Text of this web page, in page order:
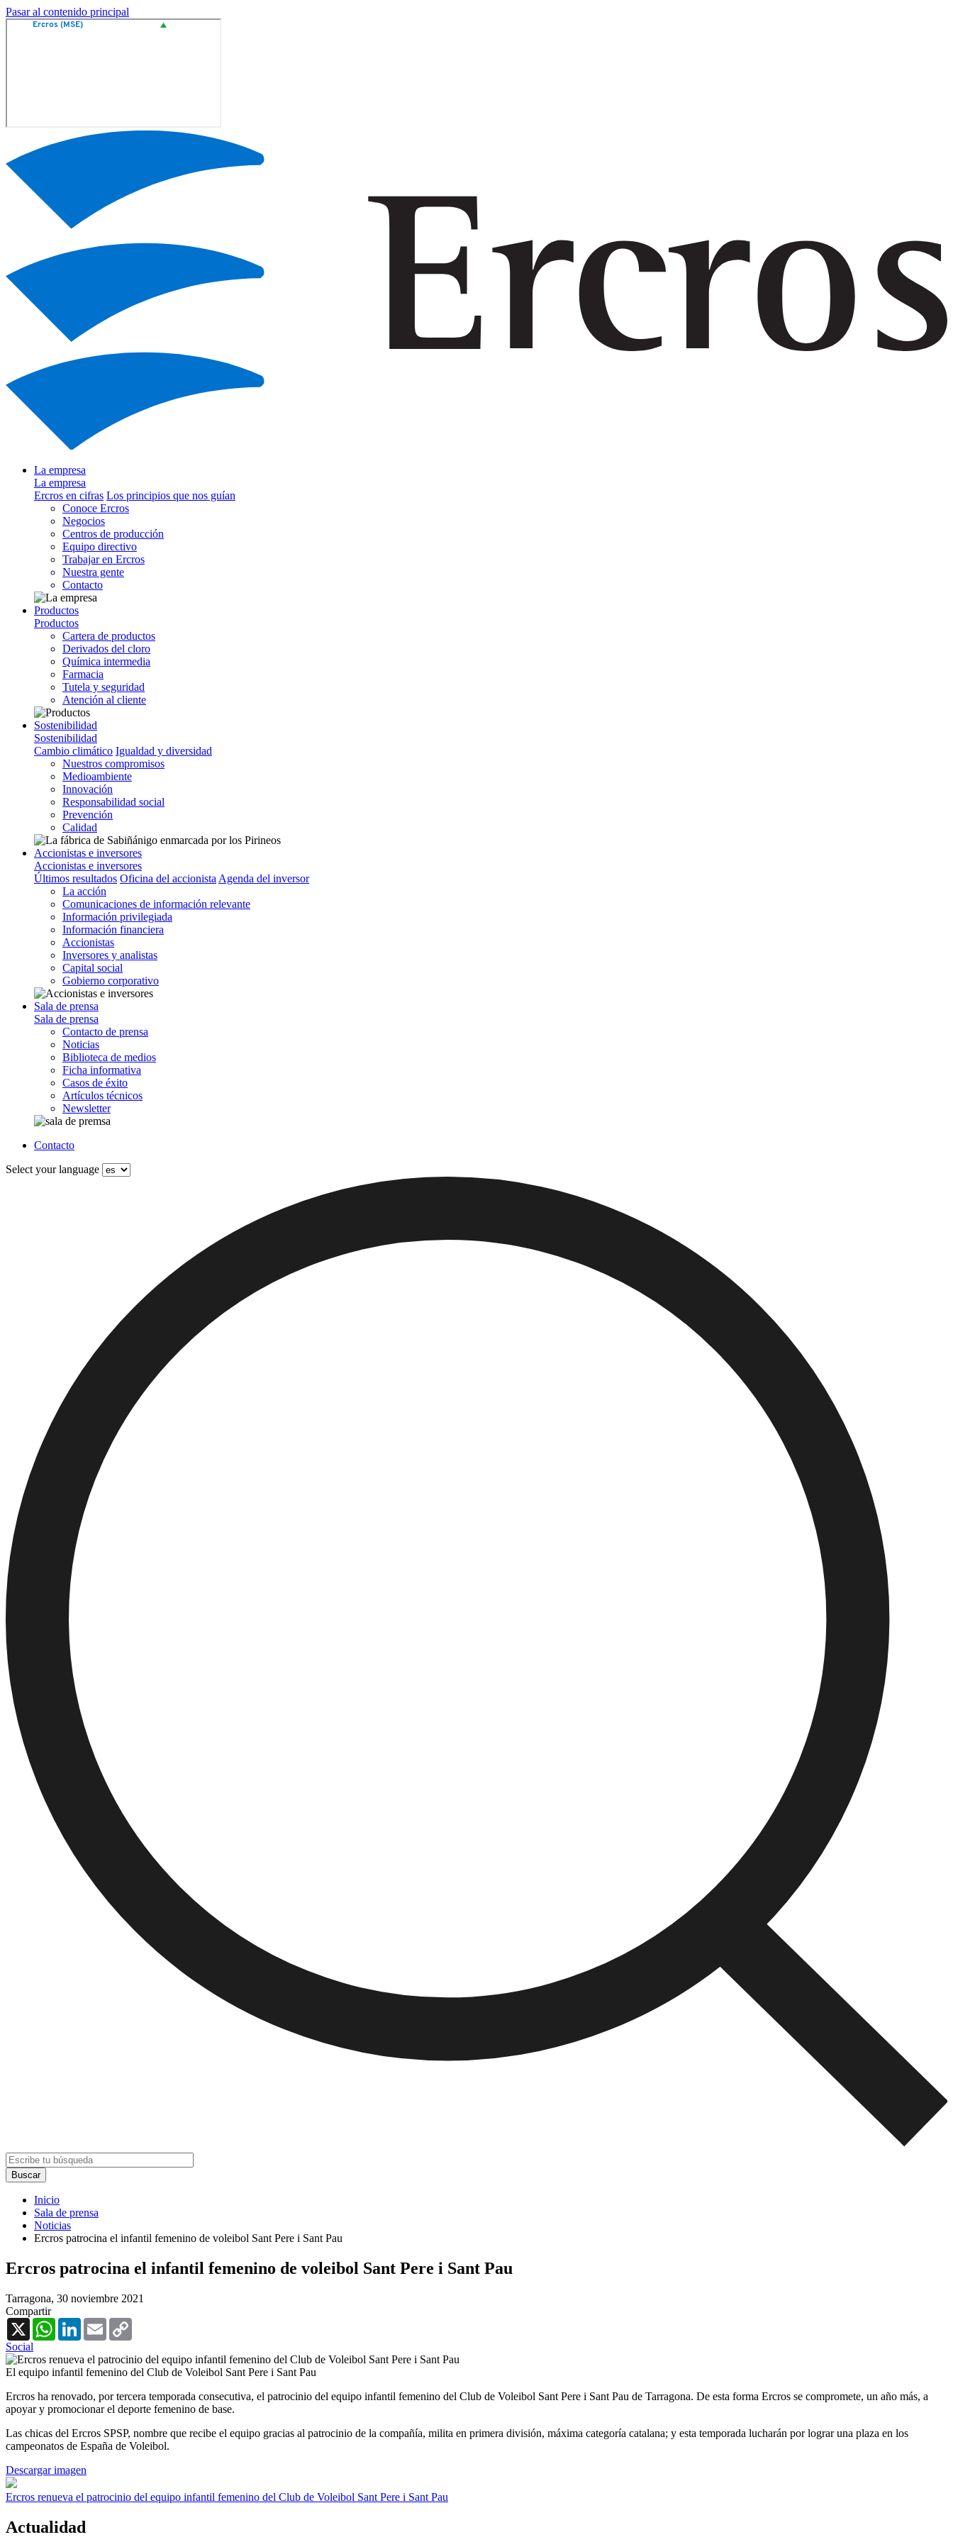
Pasar al contenido principal
La empresa
La empresa
Ercros en cifras Los principios que nos guían
Conoce Ercros
Negocios
Centros de producción
Equipo directivo
Trabajar en Ercros
Nuestra gente
Contacto
Productos
Productos
Cartera de productos
Derivados del cloro
Química intermedia
Farmacia
Tutela y seguridad
Atención al cliente
Sostenibilidad
Sostenibilidad
Cambio climático Igualdad y diversidad
Nuestros compromisos
Medioambiente
Innovación
Responsabilidad social
Prevención
Calidad
Accionistas e inversores
Accionistas e inversores
Últimos resultados Oficina del accionista Agenda del inversor
La acción
Comunicaciones de información relevante
Información privilegiada
Información financiera
Accionistas
Inversores y analistas
Capital social
Gobierno corporativo
Sala de prensa
Sala de prensa
Contacto de prensa
Noticias
Biblioteca de medios
Ficha informativa
Casos de éxito
Artículos técnicos
Newsletter
Contacto
Select your language
Inicio
Sala de prensa
Noticias
Ercros patrocina el infantil femenino de voleibol Sant Pere i Sant Pau
Ercros patrocina el infantil femenino de voleibol Sant Pere i Sant Pau
Tarragona, 30 noviembre 2021
Compartir
X
WhatsAppLinkedInEmail
Social
El equipo infantil femenino del Club de Voleibol Sant Pere i Sant Pau
Ercros ha renovado, por tercera temporada consecutiva, el patrocinio del equipo infantil femenino del Club de Voleibol Sant Pere i Sant Pau de Tarragona. De esta forma Ercros se compromete, un año más, a
apoyar y promocionar el deporte femenino de base.
Las chicas del Ercros SPSP, nombre que recibe el equipo gracias al patrocinio de la compañía, milita en primera división, máxima categoría catalana; y esta temporada lucharán por lograr una plaza en los
campeonatos de España de Voleibol.
Descargar imagen
Ercros renueva el patrocinio del equipo infantil femenino del Club de Voleibol Sant Pere i Sant Pau
Actualidad